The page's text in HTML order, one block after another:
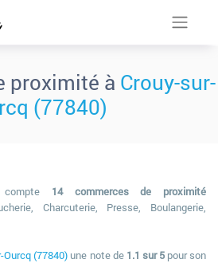
proximité à Crouy-sur-
(77840)
14 commerces de proximité
Charcuterie, Presse, Boulangerie,
Ourcq (77840) une note de 1.1 sur 5pour son